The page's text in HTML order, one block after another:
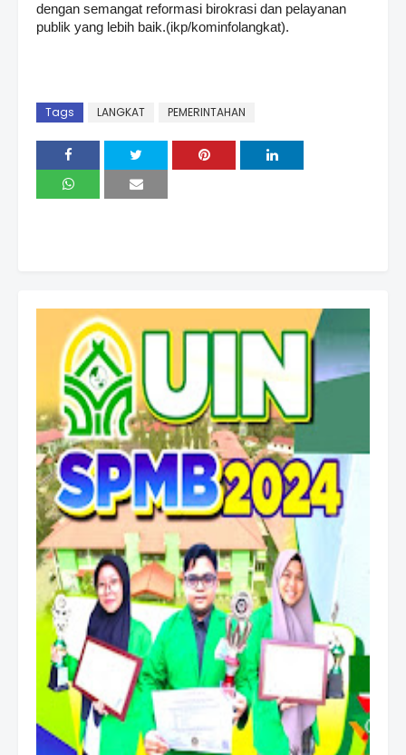
dengan semangat reformasi birokrasi dan pelayanan
publik yang lebih baik.(ikp/kominfolangkat).
Tags LANGKAT PEMERINTAHAN